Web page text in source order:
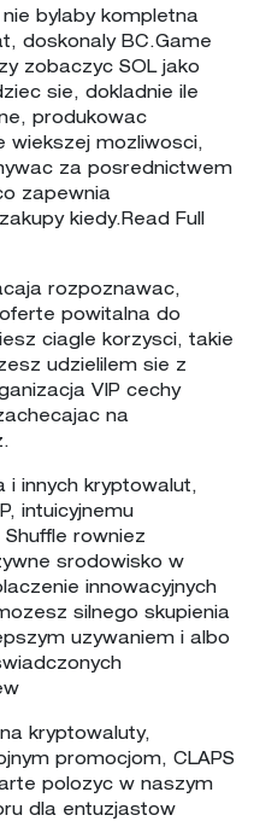
bylaby kompletna
doskonaly BC.Game
zobaczyc SOL jako
sie, dokladnie ile
produkowac
wiekszej mozliwosci,
za posrednictwem
zapewnia
kiedy.Read Full
rozpoznawac,
powitalna do
ciagle korzysci, takie
udzielilem sie z
VIP cechy
na
i innych kryptowalut,
intuicyjnemu
rowniez
srodowisko w
innowacyjnych
silnego skupienia
uzywaniem i albo
kryptowaluty,
promocjom, CLAPS
polozyc w naszym
dla entuzjastow